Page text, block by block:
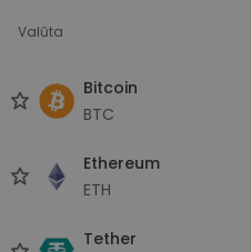
Valūta
Bitcoin
BTC
Ethereum
ETH
Tether